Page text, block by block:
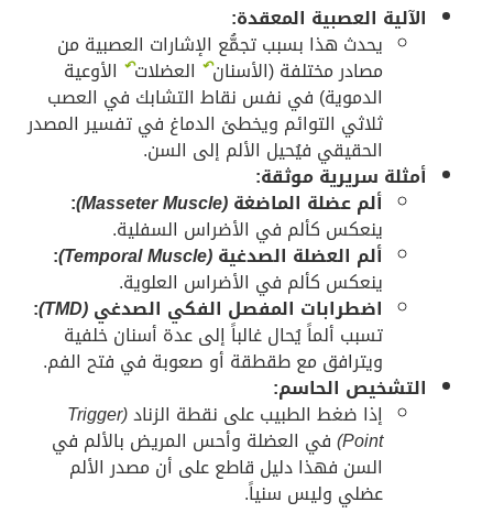
الآلية العصبية المعقدة:
يحدث هذا بسبب تجمُّع الإشارات العصبية من
مصادر مختلفة (الأسنان↶ العضلات↶ الأوعية
الدموية) في نفس نقاط التشابك في العصب
ثلاثي التوائم ويخطئ الدماغ في تفسير المصدر
الحقيقي فيُحيل الألم إلى السن.
أمثلة سريرية موثقة:
ألم عضلة الماضغة(Masseter Muscle)
:
ينعكس كألم في الأضراس السفلية.
ألم العضلة الصدغية(Temporal Muscle)
:
ينعكس كألم في الأضراس العلوية.
اضطرابات المفصل الفكي الصدغي(TMD)
:
تسبب ألماً يُحال غالباً إلى عدة أسنان خلفية
ويترافق مع طقطقة أو صعوبة في فتح الفم.
التشخيص الحاسم:
إذا ضغط الطبيب على نقطة الزناد (Trigger
Point) في العضلة وأحس المريض بالألم في
السن فهذا دليل قاطع على أن مصدر الألم
عضلي وليس سنياً.